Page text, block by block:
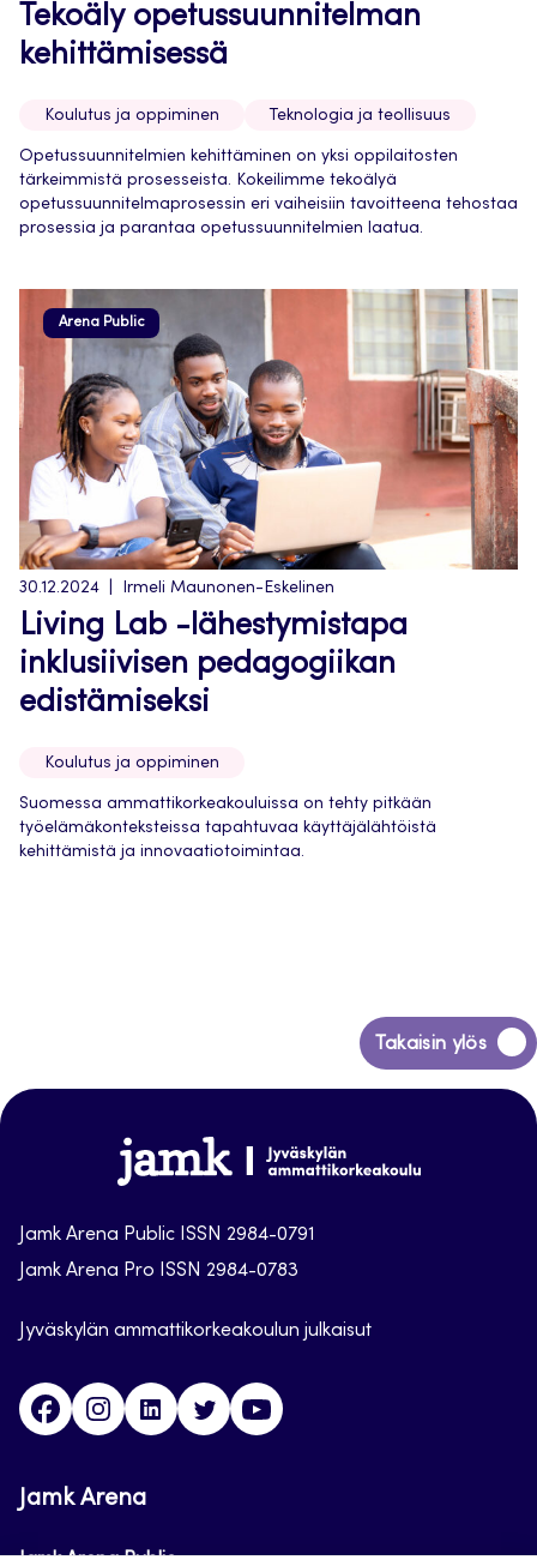
Tekoäly opetussuunnitelman
kehittämisessä
Koulutus ja oppiminen Teknologia ja teollisuus
Opetussuunnitelmien kehittäminen on yksi oppilaitosten
tärkeimmistä prosesseista. Kokeilimme tekoälyä
opetussuunnitelmaprosessin eri vaiheisiin tavoitteena tehostaa
prosessia ja parantaa opetussuunnitelmien laatua.
Arena Public
30.12.2024 Irmeli Maunonen-Eskelinen
Living Lab -lähestymistapa
inklusiivisen pedagogiikan
edistämiseksi
Koulutus ja oppiminen
Suomessa ammattikorkeakouluissa on tehty pitkään
työelämäkonteksteissa tapahtuvaa käyttäjälähtöistä
kehittämistä ja innovaatiotoimintaa.
Takaisin ylös
Siirry
takaisin
Jamk
Arena
Jamk Arena Public ISSN 2984-0791
Jamk Arena Pro ISSN 2984-0783
Jyväskylän ammattikorkeakoulun julkaisut
FacebookInstagramLinkedinTwitter
Jamk Arena
Jamk Arena Public